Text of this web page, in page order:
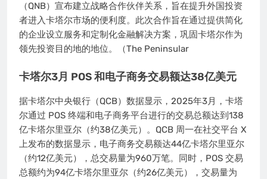
（QNB）宣布建立战略合作伙伴关系，旨在提升外国投资
者进入卡塔尔市场的便利度。此次合作旨在通过提供简化
的企业设立服务和定制化金融解决方案，巩固卡塔尔作为
领先投资目的地的地位。（The Peninsular
卡塔尔3月 POS 和电子商务交易额达38亿美元
据卡塔尔中央银行（QCB）数据显示，2025年3月，卡塔
尔通过 POS 终端和电子商务平台进行的交易总额达到138
亿卡塔尔里亚尔（约38亿美元）。QCB 周一在社交平台 X
上发布的数据显示，电子商务交易额达44亿卡塔尔里亚尔
（约12亿美元），总交易量为960万笔。同时，POS 交易
总额约为94亿卡塔尔里亚尔（约26亿美元），交易量为